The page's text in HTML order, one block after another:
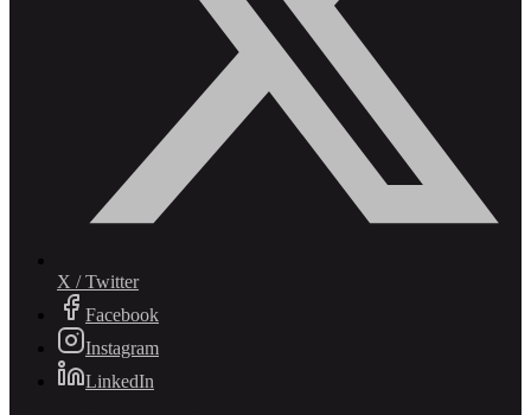
X / Twitter
Facebook
Instagram
LinkedIn